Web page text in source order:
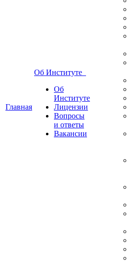
Главная
Об Институте
Об
Институте
Лицензии
Вопросы
и ответы
Вакансии